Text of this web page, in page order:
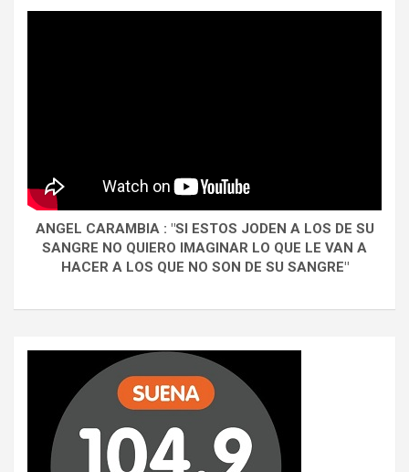
ANGEL CARAMBIA : "SI ESTOS JODEN A LOS DE SU
SANGRE NO QUIERO IMAGINAR LO QUE LE VAN A
HACER A LOS QUE NO SON DE SU SANGRE"